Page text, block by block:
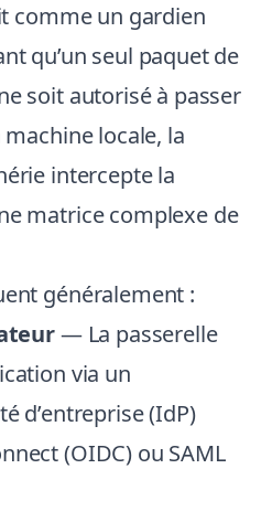
comme un gardien
qu’un seul paquet de
soit autorisé à passer
locale, la
intercepte la
matrice complexe de
généralement :
— La passerelle
via un
d’entreprise (IdP)
(OIDC) ou SAML